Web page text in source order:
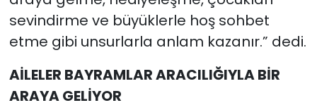
sevindirme ve büyüklerle hoş sohbet
etme gibi unsurlarla anlam kazanır.” dedi.
AİLELER BAYRAMLAR ARACILIĞIYLA BİR
ARAYA GELİYOR